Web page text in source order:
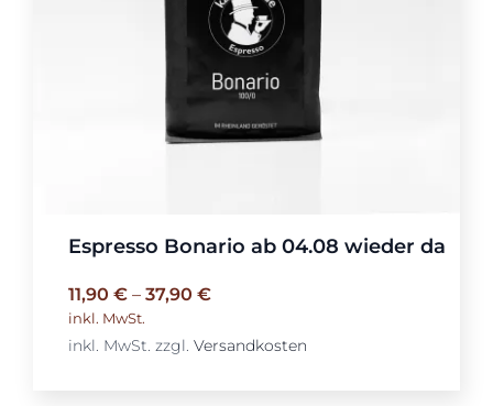
Espresso Bonario ab 04.08 wieder da
11,90 €– 37,90 €
inkl. MwSt.
inkl. MwSt. zzgl. Versandkosten